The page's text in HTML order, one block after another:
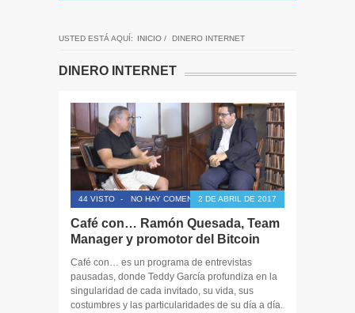
USTED ESTÁ AQUÍ: INICIO / DINERO INTERNET
DINERO INTERNET
44 VISTO - NO HAY COMENTARIOS2 DE ABRIL DE 2017
Café con… Ramón Quesada, Team
Manager y promotor del Bitcoin
Café con… es un programa de entrevistas
pausadas, donde Teddy García profundiza en la
singularidad de cada invitado, su vida, sus
costumbres y las particularidades de su día a día.